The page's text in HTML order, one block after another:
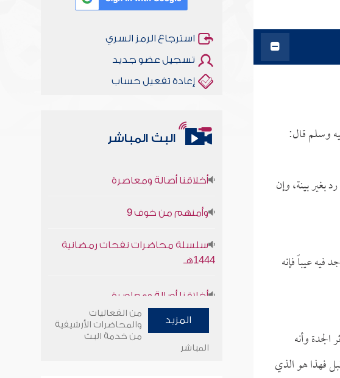
وسلم قال:
بغير بينة، وإن
فيه عيباً فإنه
وأنه
فهذا هو الذي
استرجاع الرمز السري
تسجيل عضو جديد
إعادة تفعيل حساب
البث المباشر
1444هـ
وأمنهم من خوف 9
سلسلة محاضرات نفحات رمضانية
المزيد
من الفعاليات
والمحاضرات الأرشيفية
من خدمة البث
المباشر